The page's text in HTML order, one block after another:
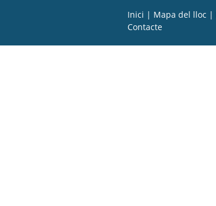
Inici | Mapa del lloc |
Contacte